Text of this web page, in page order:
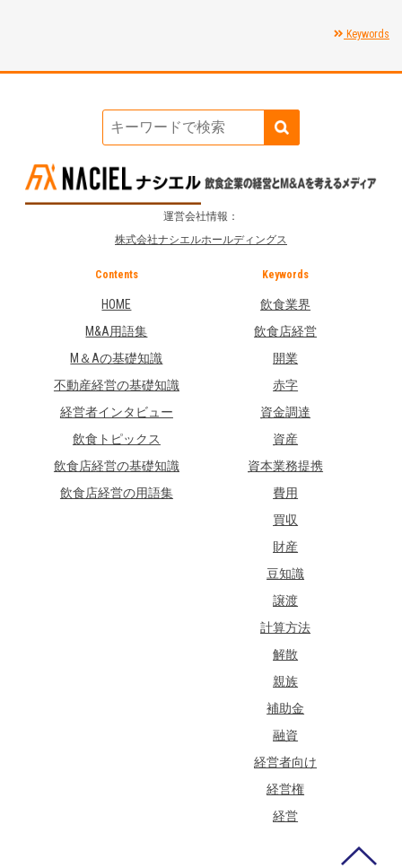
Keywords
運営会社情報：
株式会社ナシエルホールディングス
Contents
HOME
M&A用語集
M＆Aの基礎知識
不動産経営の基礎知識
経営者インタビュー
飲食トピックス
飲食店経営の基礎知識
飲食店経営の用語集
Keywords
飲食業界
飲食店経営
開業
赤字
資金調達
資産
資本業務提携
費用
買収
財産
豆知識
譲渡
計算方法
解散
親族
補助金
融資
経営者向け
経営権
経営